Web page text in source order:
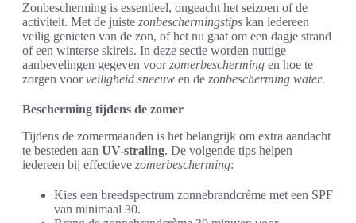
Zonbescherming is essentieel, ongeacht het seizoen of de
activiteit. Met de juiste zonbeschermingstips kan iedereen
veilig genieten van de zon, of het nu gaat om een dagje strand
of een winterse skireis. In deze sectie worden nuttige
aanbevelingen gegeven voorzomerbescherming en hoe te
zorgen voorveiligheid sneeuw en de zonbescherming water.
Bescherming tijdens de zomer
Tijdens de zomermaanden is het belangrijk om extra aandacht
te besteden aan UV-straling. De volgende tips helpen
iedereen bij effectieve zomerbescherming:
Kies een breedspectrum zonnebrandcrème met een SPF
van minimaal 30.